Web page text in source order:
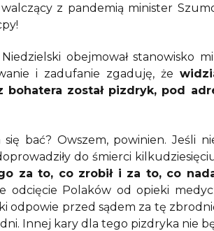
z pandemią minister
obejmował stanowisko
i zadufanie zgaduję, że
bohatera został pizdryk, pod
bać? Owszem, powinien. Jeśli
do śmierci
za to, co zrobił i za to, co
odcięcie Polaków od opieki
odpowie przed sądem za tę
Innej kary dla tego pizdryka nie